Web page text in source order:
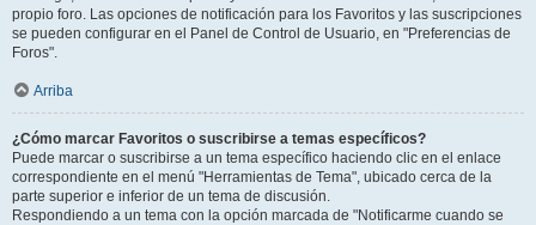
propio foro. Las opciones de notificación para los Favoritos y las suscripciones
se pueden configurar en el Panel de Control de Usuario, en "Preferencias de
Foros".
Arriba
¿Cómo marcar Favoritos o suscribirse a temas específicos?
Puede marcar o suscribirse a un tema específico haciendo clic en el enlace
correspondiente en el menú "Herramientas de Tema", ubicado cerca de la
parte superior e inferior de un tema de discusión.
Respondiendo a un tema con la opción marcada de "Notificarme cuando se